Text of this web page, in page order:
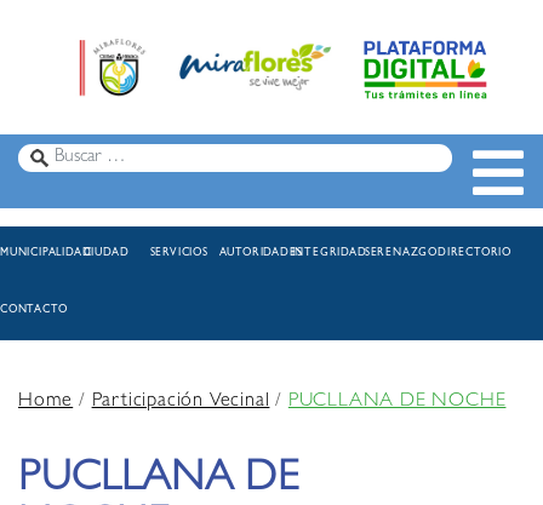
MUNICIPALIDADCIUDAD SERVICIOS AUTORIDADESINTEGRIDADSERENAZGODIRECTORIO
CONTACTO
Home/Participación Vecinal/PUCLLANA DE NOCHE
PUCLLANA DE